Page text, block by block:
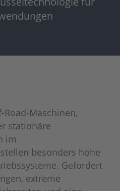
Road-Maschinen,
stationäre
im
besonders hohe
Gefordert
extreme